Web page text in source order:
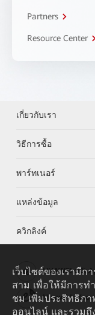
Partners
Resource Center
เกี่ยวกับเรา
วิธีการซื้อ
พาร์ทเนอร์
แหล่งข้อมูล
ควิกลิงค์
HUAWEI eKit
Huawei
เว็บไซต์ของเรามี
สาม เพื่อให้มีการท
ชม เพิ่มประสิทธิภา
ออนไลน์ และรวมถึ